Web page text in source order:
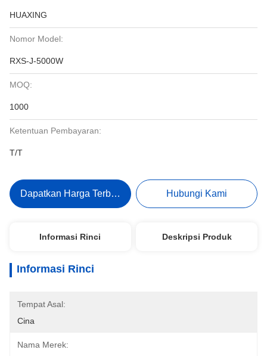
HUAXING
Nomor Model:
RXS-J-5000W
MOQ:
1000
Ketentuan Pembayaran:
T/T
Dapatkan Harga Terbaik Hubungi Kami
Informasi Rinci Deskripsi Produk
Informasi Rinci
Tempat Asal:
Cina
Nama Merek: